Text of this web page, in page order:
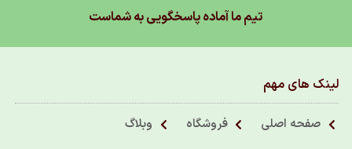
تیم ما آماده پاسخگویی به شماست
لینک های مهم
صفحه اصلی فروشگاه
وبلاگ